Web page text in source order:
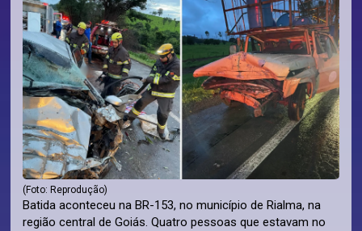
(Foto: Reprodução)
Batida aconteceu na BR-153, no município de Rialma, na
região central de Goiás. Quatro pessoas que estavam no